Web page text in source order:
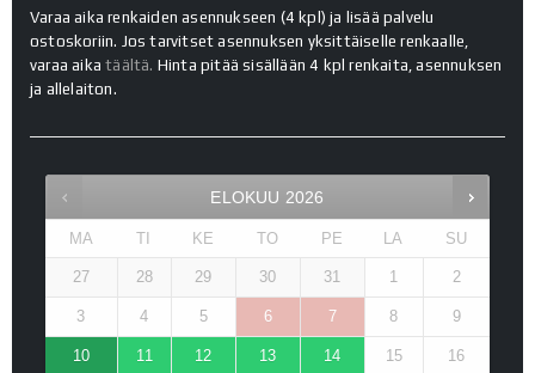
Varaa aika renkaiden asennukseen (4 kpl) ja lisää palvelu
ostoskoriin. Jos tarvitset asennuksen yksittäiselle renkaalle,
varaa aikatäältä. Hinta pitää sisällään 4 kpl renkaita, asennuksen
ja allelaiton.
ELOKUU 2026
MA TI KE TO PE LA SU
27 28 29 30 31 1 2
3 4 5 6 7 8 9
10 11 12 13 14 15 16